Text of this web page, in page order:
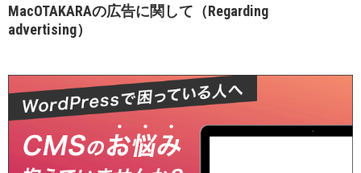
MacOTAKARAの広告に関して（Regarding
advertising）